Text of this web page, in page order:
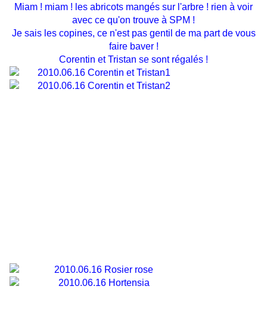
Miam ! miam ! les abricots mangés sur l'arbre ! rien à voir
avec ce qu'on trouve à SPM !
Je sais les copines, ce n'est pas gentil de ma part de vous
faire baver !
Corentin et Tristan se sont régalés !